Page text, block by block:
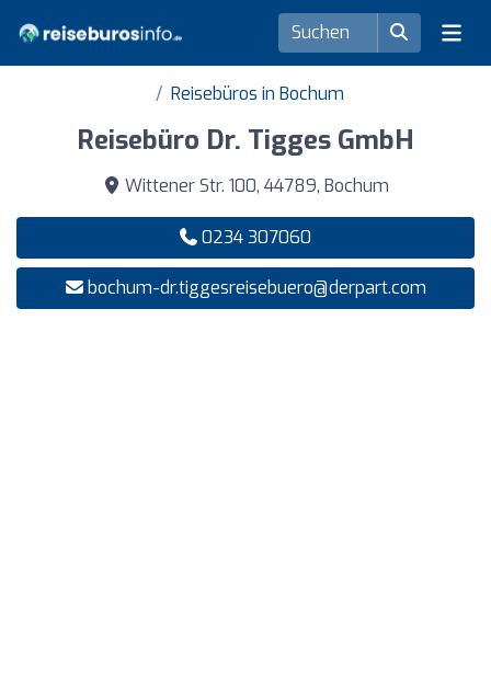
Reisebüros in Bochum
Reisebüro Dr. Tigges GmbH
Wittener Str. 100, 44789, Bochum
0234 307060
bochum-dr.tiggesreisebuero@derpart.com